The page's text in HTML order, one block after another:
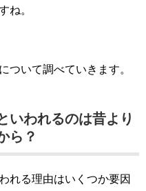
ね。
ついて調べていきます。
いわれるのは昔より
ら？
れる理由はいくつか要因